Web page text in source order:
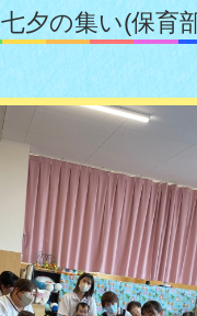
七夕の集い(保育